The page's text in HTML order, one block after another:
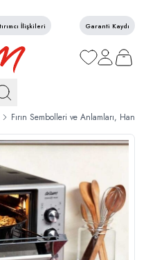
İlişkileri Garanti Kaydı
Favorilerim
Hesabım
Sepetim
Fırın Sembolleri ve Anlamları,